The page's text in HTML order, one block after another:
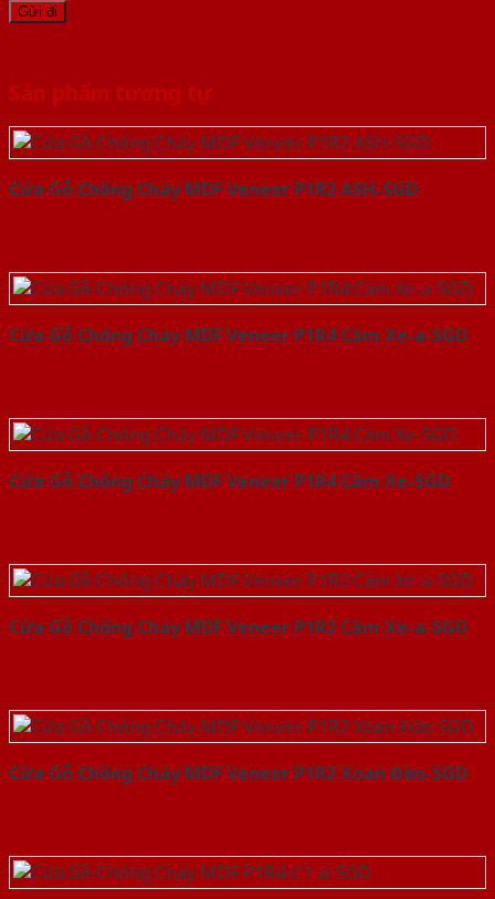
Sản phẩm tương tự
Cửa Gỗ Chống Cháy MDF Veneer P1R2 ASH-SGD
Cửa Gỗ Chống Cháy MDF Veneer P1R4 Căm Xe-a-SGD
Cửa Gỗ Chống Cháy MDF Veneer P1R4 Căm Xe-SGD
Cửa Gỗ Chống Cháy MDF Veneer P1R2 Căm Xe-a-SGD
Cửa Gỗ Chống Cháy MDF Veneer P1R2 Xoan Đào-SGD